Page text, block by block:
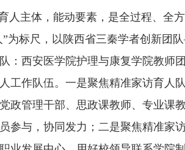
人主体，能动要素，是全过程、全
”为标尺，以陕西省三秦学者创新
：西安医学院护理与康复学院教师
工作队伍。一是聚焦精准家访育人
政管理干部、思政课教师、专业课
参与，协同发力；二是聚焦精准家